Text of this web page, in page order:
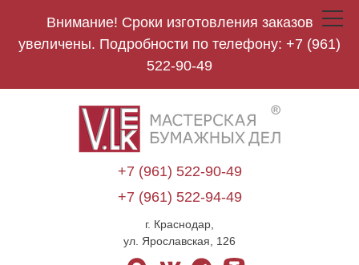
Внимание! Сроки изготовления заказов
увеличены. Подробности по телефону: +7 (961)
522-90-49
V.Lek
logo
+7 (961) 522-90-49
+7 (961) 522-94-49
г. Краснодар,
ул. Ярославская, 126
Toggle